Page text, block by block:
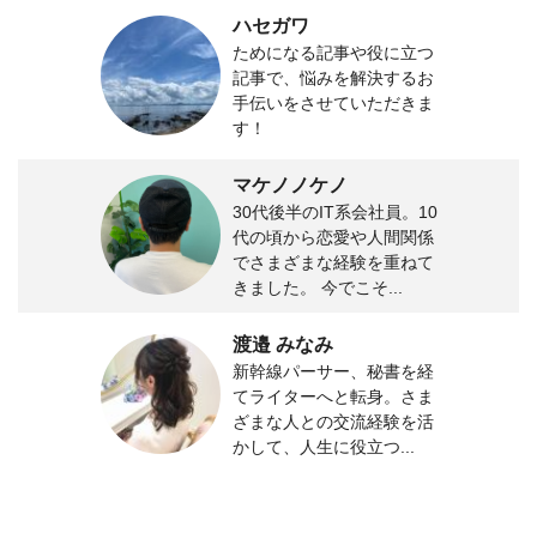
ハセガワ
ためになる記事や役に立つ
記事で、悩みを解決するお
手伝いをさせていただきま
す！
マケノノケノ
30代後半のIT系会社員。10
代の頃から恋愛や人間関係
でさまざまな経験を重ねて
きました。 今でこそ...
渡邉 みなみ
新幹線パーサー、秘書を経
てライターへと転身。さま
ざまな人との交流経験を活
かして、人生に役立つ...